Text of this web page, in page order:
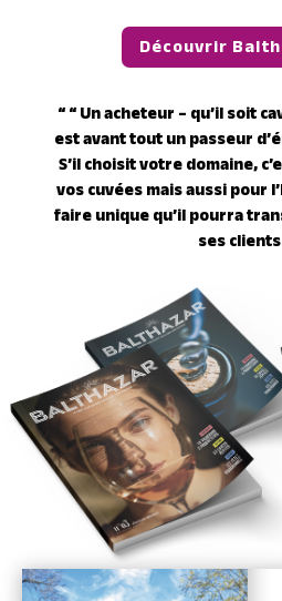
Découvrir
“ “ Un acheteur – qu’il soit
est avant tout un passeur
S’il choisit votre domaine,
vos cuvées mais aussi pour
faire unique qu’il pourra
ses